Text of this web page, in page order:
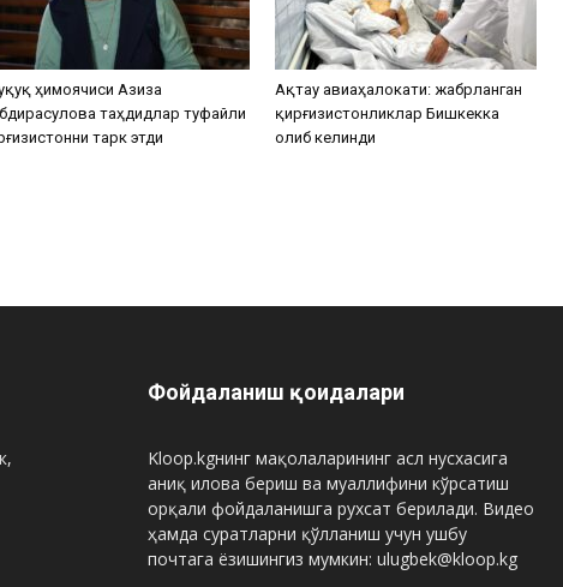
ҳимоячиси Азиза
таҳдидлар туфайли
тарк этди
Ақтау авиаҳалокати: жабрланган
қирғизистонликлар Бишкекка
олиб келинди
Фойдаланиш қоидалари
Kloop.kgнинг мақолаларининг асл нусхасига
аниқ илова бериш ва муаллифини кўрсатиш
орқали фойдаланишга рухсат берилади. Видео
ҳамда суратларни қўлланиш учун ушбу
почтага ёзишингиз мумкин: ulugbek@kloop.kg